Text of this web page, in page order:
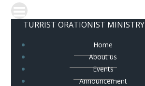
TURRIST ORATIONIST MINISTRY
Home
About us
Events
Announcement